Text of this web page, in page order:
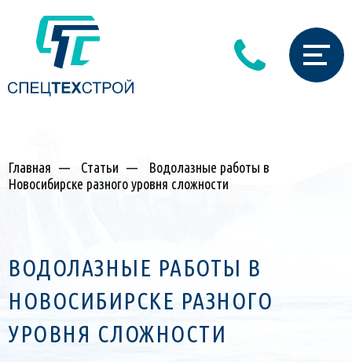
Главная — Статьи —
Водолазные работы в
Новосибирске разного уровня сложности
ВОДОЛАЗНЫЕ РАБОТЫ В
НОВОСИБИРСКЕ РАЗНОГО
УРОВНЯ СЛОЖНОСТИ